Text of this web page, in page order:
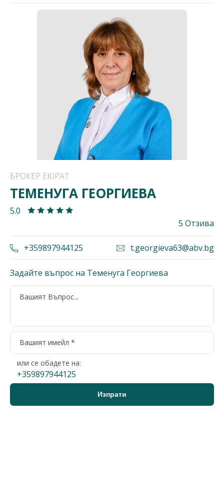
БРОКЕР EKIPAT
ТЕМЕНУГА ГЕОРГИЕВА
5.0
5 Отзива
+359897944125 t.georgieva63@abv.bg
Задайте въпрос на Теменуга Георгиева
или се обадете на:
+359897944125